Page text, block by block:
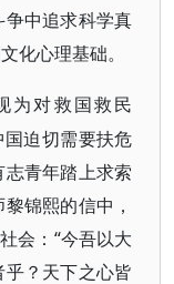
中追求科学真
化心理基础。
为对救国救民
国迫切需要扶危
青年踏上求索
锦熙的信中，
会：“今吾以大
？天下之心皆